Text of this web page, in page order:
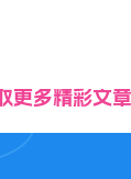
更多精彩文章